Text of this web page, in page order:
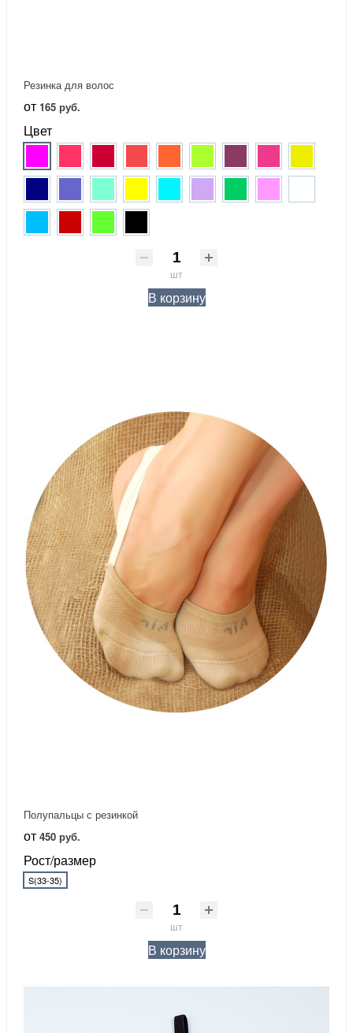
Резинка для волос
от 165 руб.
Цвет
шт
В корзину
Полупальцы с резинкой
от 450 руб.
Рост/размер
S(33-35)
шт
В корзину